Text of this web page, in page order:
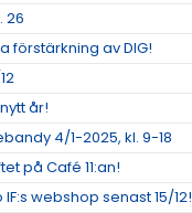
26
förstärkning av DIG!
år!
4/1-2025, kl. 9-18
på Café 11:an!
webshop senast 15/12!